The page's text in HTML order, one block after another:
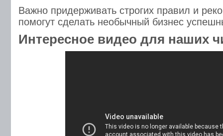
Важно придерживать строгих правил и
помогут сделать необычный бизнес
Интересное видео для наших